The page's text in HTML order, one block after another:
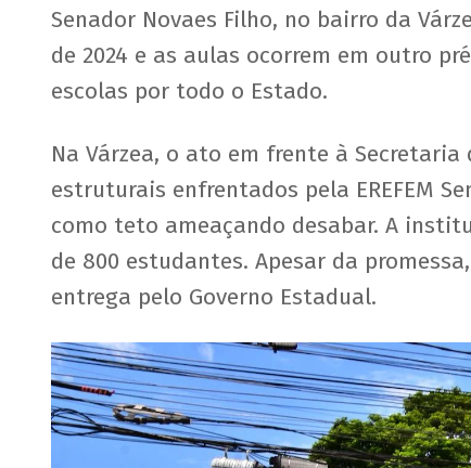
Senador Novaes Filho, no bairro da
de 2024 e as aulas ocorrem em outro
escolas por todo o Estado.
Na Várzea, o ato em frente à
estruturais enfrentados pela EREFEM
como teto ameaçando desabar. A
de 800 estudantes. Apesar da
entrega pelo Governo Estadual.